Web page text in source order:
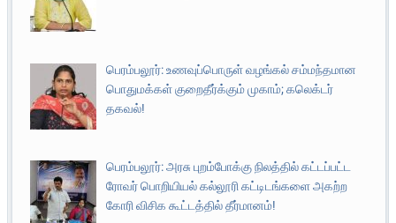
பெரம்பலூர்: உணவுப்பொருள் வழங்கல் சம்மந்தமான
பொதுமக்கள் குறைதீர்க்கும் முகாம்; கலெக்டர்
தகவல்!
பெரம்பலூர்: அரசு புறம்போக்கு நிலத்தில் கட்டப்பட்ட
ரோவர் பொறியியல் கல்லூரி கட்டிடங்களை அகற்ற
கோரி விசிக கூட்டத்தில் தீர்மானம்!